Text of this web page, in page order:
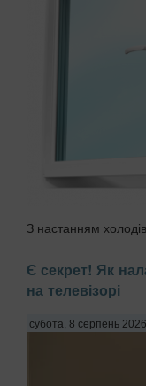
З настанням
призводить до
підвіконнями
(Aspergillus niger).
герметичності
холоду»...
Є секрет! Як
на телевізорі
субота, 8 серпень